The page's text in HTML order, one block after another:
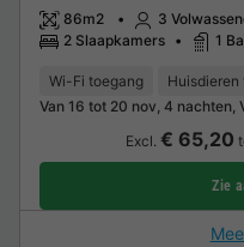
86m2 3
2 Slaapkamers
1
Wi-Fi toegang
Van 16 tot 20 nov, 4 nachten,
Excl. € 65,20
Zie